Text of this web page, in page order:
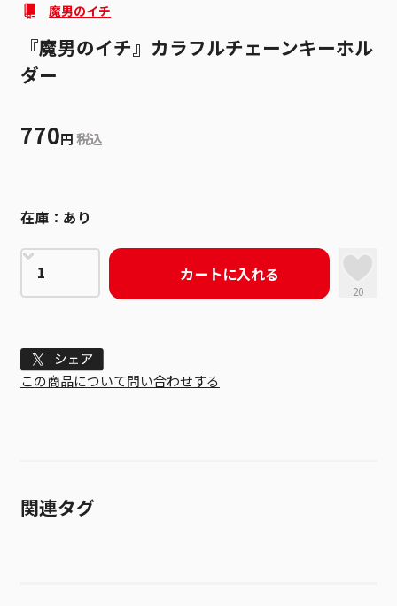
魔男のイチ
『魔男のイチ』カラフルチェーンキーホル
ダー
770円 税込
在庫： あり
カートに入れる
20
Tweet
この商品について問い合わせする
関連タグ